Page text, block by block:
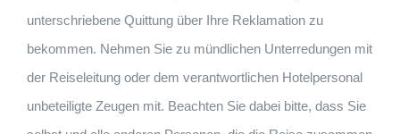
unterschriebene Quittung über Ihre Reklamation zu
bekommen. Nehmen Sie zu mündlichen Unterredungen mit
der Reiseleitung oder dem verantwortlichen Hotelpersonal
unbeteiligte Zeugen mit. Beachten Sie dabei bitte, dass Sie